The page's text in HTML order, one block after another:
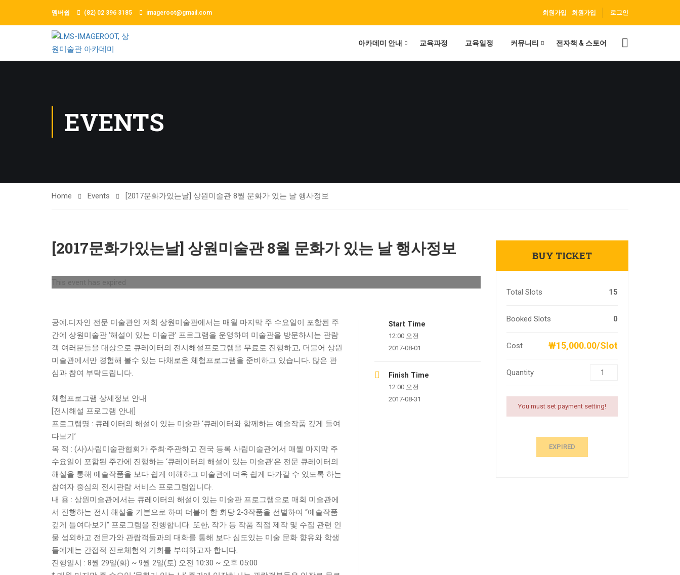
멤버쉽 (82) 02 396 3185 imageroot@gmail.com 회원가입 로그인
회원가입
아카데미 안내 교육과정 교육일정 커뮤니티 전자책 & 스토어
EVENTS
Home Events [2017문화가있는날] 상원미술관 8월 문화가 있는 날 행사정보
[2017문화가있는날] 상원미술관 8월 문화가 있는 날 행사정보
This event has expired
공예.디자인 전문 미술관인 저희 상원미술관에서는 매월 마지막 주 수요일이 포함된 주
간에 상원미술관 ‘해설이 있는 미술관’ 프로그램을 운영하며 미술관을 방문하시는 관람
객 여러분들을 대상으로 큐레이터의 전시해설프로그램을 무료로 진행하고, 더불어 상원
미술관에서만 경험해 볼수 있는 다채로운 체험프로그램을 준비하고 있습니다. 많은 관
심과 참여 부탁드립니다.
체험프로그램 상세정보 안내
[전시해설 프로그램 안내]
프로그램명 : 큐레이터의 해설이 있는 미술관 ‘큐레이터와 함께하는 예술작품 깊게 들여
다보기’
목 적 : (사)사립미술관협회가 주최·주관하고 전국 등록 사립미술관에서 매월 마지막 주
수요일이 포함된 주간에 진행하는 ‘큐레이터의 해설이 있는 미술관’은 전문 큐레이터의
해설을 통해 예술작품을 보다 쉽게 이해하고 미술관에 더욱 쉽게 다가갈 수 있도록 하는
참여자 중심의 전시관람 서비스 프로그램입니다.
내 용 : 상원미술관에서는 큐레이터의 해설이 있는 미술관 프로그램으로 매회 미술관에
서 진행하는 전시 해설을 기본으로 하며 더불어 한 회당 2-3작품을 선별하여 “예술작품
깊게 들여다보기“ 프로그램을 진행합니다. 또한, 작가 등 작품 직접 제작 및 수집 관련 인
물 섭외하고 전문가와 관람객들과의 대화를 통해 보다 심도있는 미술 문화 향유와 학생
들에게는 간접적 진로체험의 기회를 부여하고자 합니다.
진행일시 : 8월 29일(화) ~ 9월 2일(토) 오전 10:30 ~ 오후 05:00
Start Time
12:00 오전
2017-08-01
Finish Time
12:00 오전
2017-08-31
BUY TICKET
Total Slots 15
Booked Slots 0
Cost ₩15,000.00/Slot
Quantity
You must set payment setting!
EXPIRED